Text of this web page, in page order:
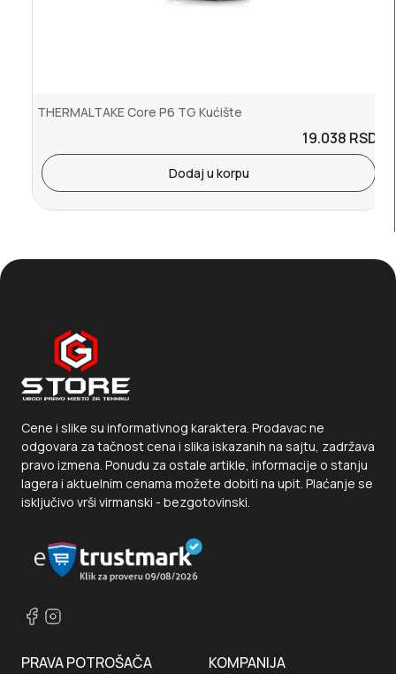
THERMALTAKE Core P6 TG Kućište
19.038 RSD.
Dodaj u korpu
Cene i slike su informativnog karaktera. Prodavac ne
odgovara za tačnost cena i slika iskazanih na sajtu, zadržava
pravo izmena. Ponudu za ostale artikle, informacije o stanju
lagera i aktuelnim cenama možete dobiti na upit. Plaćanje se
isključivo vrši virmanski - bezgotovinski.
PRAVA POTROŠAČA KOMPANIJA